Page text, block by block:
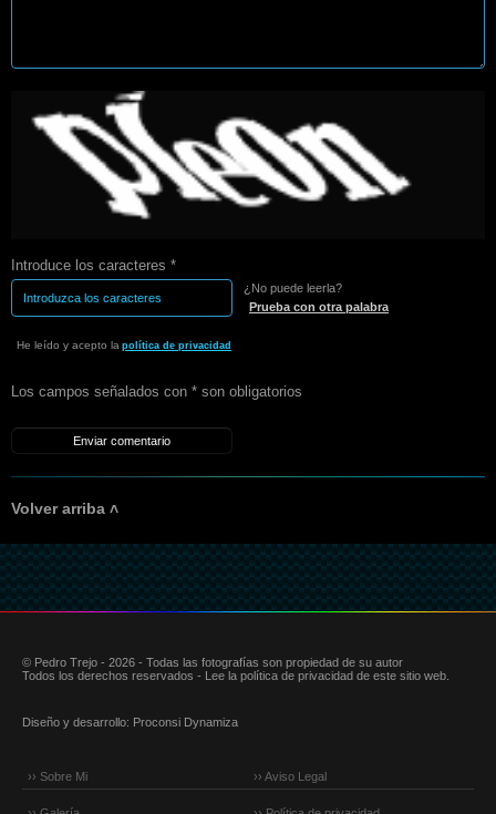
Introduce los caracteres *
¿No puede leerla?
Prueba con otra palabra
He leído y acepto la política de privacidad
Los campos señalados con * son obligatorios
Volver arriba ˄
© Pedro Trejo - 2026 - Todas las fotografías son propiedad de su autor
Todos los derechos reservados - Lee la política de privacidad de este sitio web.
Diseño y desarrollo: Proconsi Dynamiza
›› Sobre Mi ›› Aviso Legal